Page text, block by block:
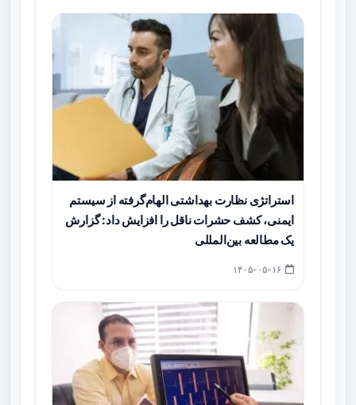
استراتژی نظارت بهداشتی الهام‌گرفته از سیستم
ایمنی، کشف حشرات ناقل را افزایش داد: گزارش
یک مطالعه بین‌المللی